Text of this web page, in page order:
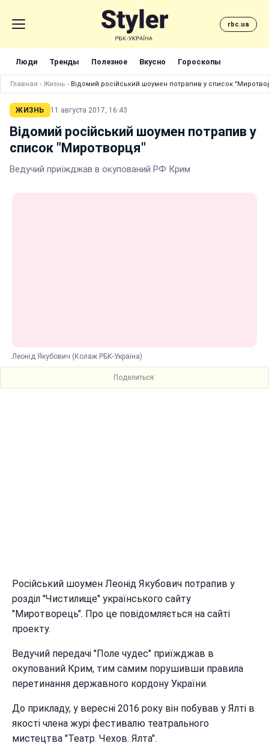
rbc.ua
Люди Тренды Полезное Вкусно Гороскопы
Главная › Жизнь › Відомий російський шоумен потрапив у список
ЖИЗНЬ 11 августа 2017, 16:43
Відомий російський шоумен потрапив у
список "Миротворця"
Ведучий приїжджав в окупований РФ Крим
Леонід Якубович (Колаж РБК-Україна)
Поделиться:
Російський шоумен Леонід Якубович потрапив у
розділ "Чистилище" українського сайту
"Миротворець". Про це повідомляється на сайті
проекту.
Ведучий передачі "Поле чудес" приїжджав в
окупований Крим, тим самим порушивши правила
перетинання державного кордону України.
До прикладу, у вересні 2016 року він побував у Ялті в
якості члена журі фестивалю театрального
мистецтва "Театр. Чехов. Ялта".